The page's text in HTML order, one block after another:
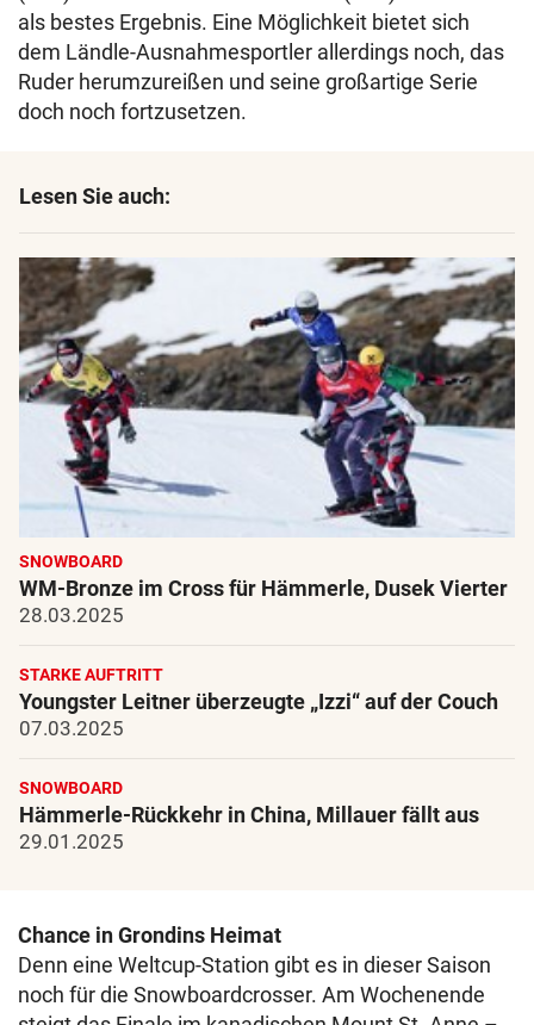
als bestes Ergebnis. Eine Möglichkeit bietet sich
dem Ländle-Ausnahmesportler allerdings noch, das
Ruder herumzureißen und seine großartige Serie
doch noch fortzusetzen.
Lesen Sie auch:
SNOWBOARD
WM-Bronze im Cross für Hämmerle, Dusek Vierter
28.03.2025
STARKE AUFTRITT
Youngster Leitner überzeugte „Izzi“ auf der Couch
07.03.2025
SNOWBOARD
Hämmerle-Rückkehr in China, Millauer fällt aus
29.01.2025
Chance in Grondins Heimat
Denn eine Weltcup-Station gibt es in dieser Saison
noch für die Snowboardcrosser. Am Wochenende